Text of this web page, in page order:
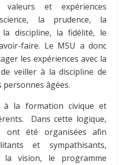
valeurs et expériences
la prudence, la
discipline, la fidélité, le
faire. Le MSU a donc
les expériences avec la
veiller à la discipline de
âgées.
à la formation civique et
Dans cette logique,
ont été organisées afin
et sympathisants,
la vision, le programme